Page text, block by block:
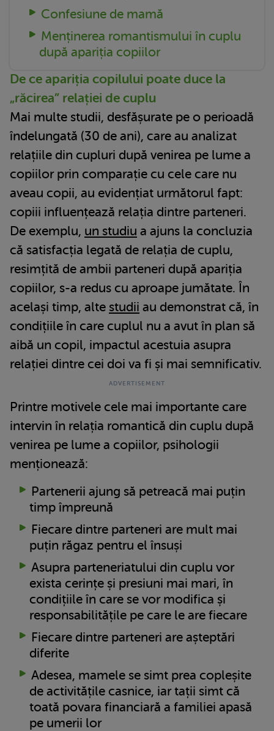
Confesiune de mamă
Menținerea romantismului în cuplu
după apariția copiilor
De ce apariția copilului poate duce la
„răcirea” relației de cuplu
Mai multe studii, desfășurate pe o perioadă
îndelungată (30 de ani), care au analizat
relațiile din cupluri după venirea pe lume a
copiilor prin comparație cu cele care nu
aveau copii, au evidențiat următorul fapt:
copiii influențează relația dintre parteneri.
De exemplu, un studiu a ajuns la concluzia
că satisfacția legată de relația de cuplu,
resimțită de ambii parteneri după apariția
copiilor, s-a redus cu aproape jumătate. În
același timp, alte studii au demonstrat că, în
condițiile în care cuplul nu a avut în plan să
aibă un copil, impactul acestuia asupra
relației dintre cei doi va fi și mai semnificativ.
Printre motivele cele mai importante care
intervin în relația romantică din cuplu după
venirea pe lume a copiilor, psihologii
menționează:
Partenerii ajung să petreacă mai puțin
timp împreună
Fiecare dintre parteneri are mult mai
puțin răgaz pentru el însuși
Asupra parteneriatului din cuplu vor
exista cerințe și presiuni mai mari, în
condițiile în care se vor modifica și
responsabilitățile pe care le are fiecare
Fiecare dintre parteneri are așteptări
diferite
Adesea, mamele se simt prea copleșite
de activitățile casnice, iar tații simt că
toată povara financiară a familiei apasă
pe umerii lor